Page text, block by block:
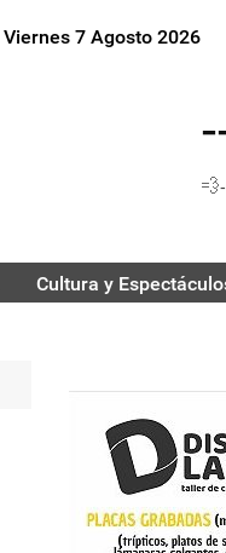
Viernes 7 Agosto 2026
💨
Cultura y